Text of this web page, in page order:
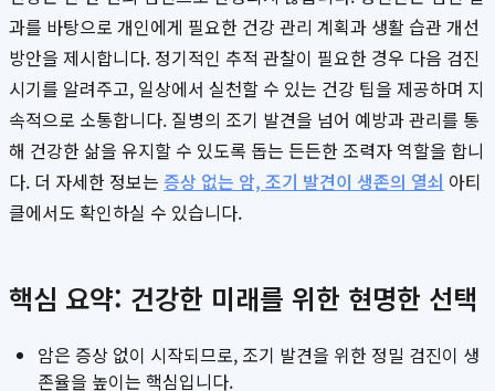
과를 바탕으로 개인에게 필요한 건강 관리 계획과 생활 습관 개선
방안을 제시합니다. 정기적인 추적 관찰이 필요한 경우 다음 검진
시기를 알려주고, 일상에서 실천할 수 있는 건강 팁을 제공하며 지
속적으로 소통합니다. 질병의 조기 발견을 넘어 예방과 관리를 통
해 건강한 삶을 유지할 수 있도록 돕는 든든한 조력자 역할을 합니
다. 더 자세한 정보는 증상 없는 암, 조기 발견이 생존의 열쇠 아티
클에서도 확인하실 수 있습니다.
핵심 요약: 건강한 미래를 위한 현명한 선택
암은 증상 없이 시작되므로, 조기 발견을 위한 정밀 검진이 생
존율을 높이는 핵심입니다.